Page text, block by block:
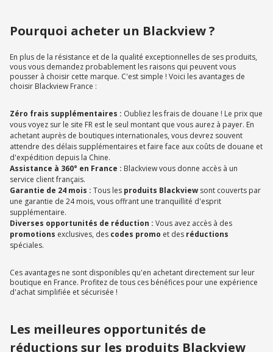
Pourquoi acheter un Blackview ?
En plus de la résistance et de la qualité exceptionnelles de ses produits,
vous vous demandez probablement les raisons qui peuvent vous
pousser à choisir cette marque. C'est simple ! Voici les avantages de
choisir Blackview France :
Zéro frais supplémentaires : Oubliez les frais de douane ! Le prix que
vous voyez sur le site FR est le seul montant que vous aurez à payer. En
achetant auprès de boutiques internationales, vous devrez souvent
attendre des délais supplémentaires et faire face aux coûts de douane et
d'expédition depuis la Chine.
Assistance à 360° en France : Blackview vous donne accès à un
service client français.
Garantie de 24 mois : Tous les produits Blackview sont couverts par
une garantie de 24 mois, vous offrant une tranquillité d'esprit
supplémentaire.
Diverses opportunités de réduction : Vous avez accès à des
promotions exclusives, des codes promo et des réductions
spéciales.
Ces avantages ne sont disponibles qu'en achetant directement sur leur
boutique en France. Profitez de tous ces bénéfices pour une expérience
d'achat simplifiée et sécurisée !
Les meilleures opportunités de
réductions sur les produits Blackview